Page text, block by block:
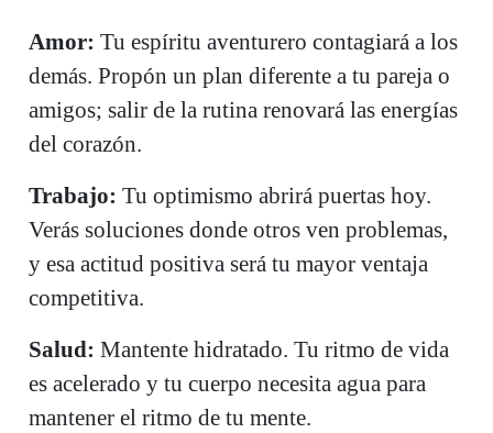
Amor: Tu espíritu aventurero contagiará a los
demás. Propón un plan diferente a tu pareja o
amigos; salir de la rutina renovará las energías
del corazón.
Trabajo: Tu optimismo abrirá puertas hoy.
Verás soluciones donde otros ven problemas,
y esa actitud positiva será tu mayor ventaja
competitiva.
Salud: Mantente hidratado. Tu ritmo de vida
es acelerado y tu cuerpo necesita agua para
mantener el ritmo de tu mente.